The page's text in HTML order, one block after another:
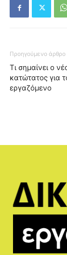
Προηγούμενο άρθρο
Τι σημαίνει ο
κατώτατος για
εργαζόμενο